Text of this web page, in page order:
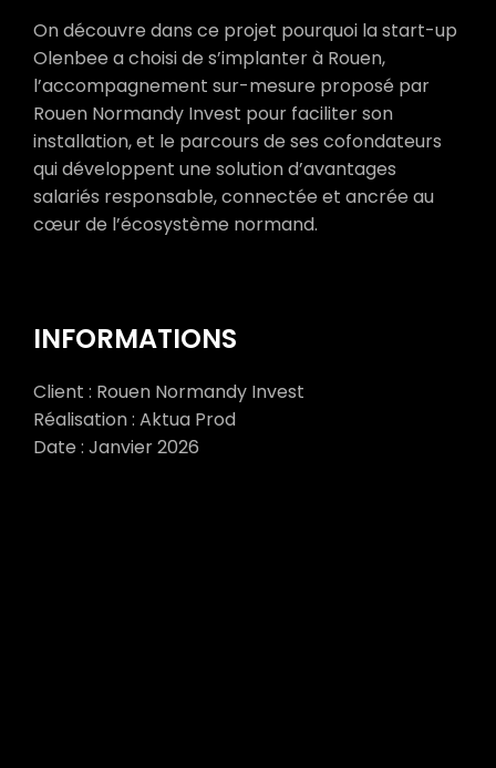
On découvre dans ce projet pourquoi la start-up
Olenbee a choisi de s’implanter à Rouen,
l’accompagnement sur-mesure proposé par
Rouen Normandy Invest pour faciliter son
installation, et le parcours de ses cofondateurs
qui développent une solution d’avantages
salariés responsable, connectée et ancrée au
cœur de l’écosystème normand.
INFORMATIONS
Client : Rouen Normandy Invest
Réalisation : Aktua Prod
Date : Janvier 2026